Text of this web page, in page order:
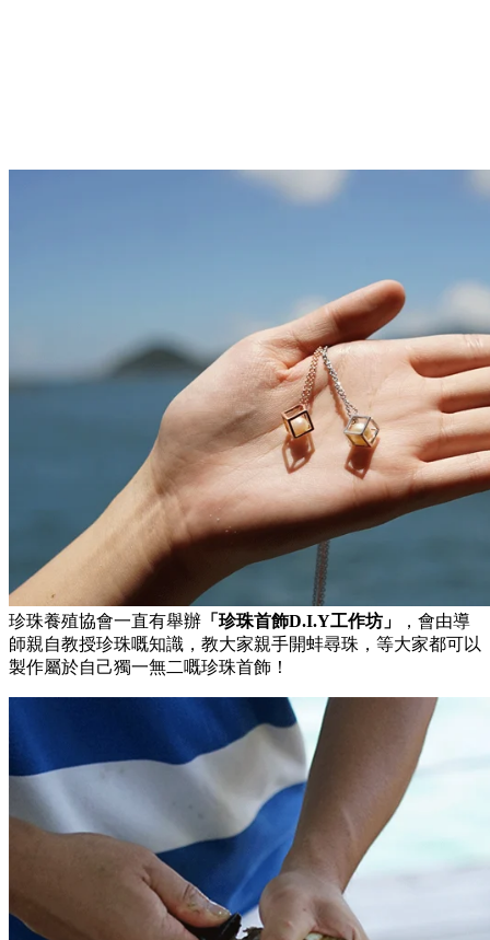
珍珠養殖協會一直有舉辦 「珍珠首飾D.I.Y工作坊」
，會由導
師親自教授珍珠嘅知識，教大家親手開蚌尋珠，等大家都可以
製作屬於自己獨一無二嘅珍珠首飾！